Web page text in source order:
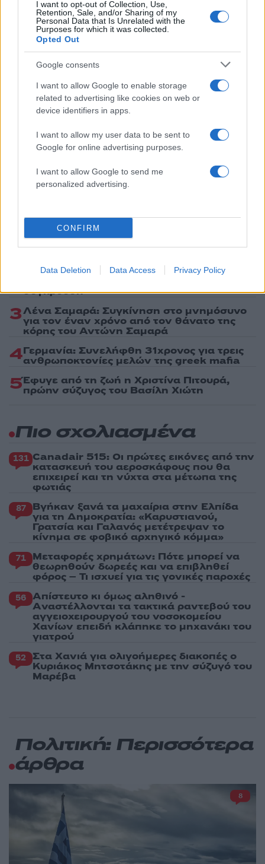
I want to opt-out of Collection, Use,
Retention, Sale, and/or Sharing of my
Personal Data that Is Unrelated with the
Purposes for which it was collected.
Opted Out
Google consents
I want to allow Google to enable storage
related to advertising like cookies on web or
device identifiers in apps.
I want to allow my user data to be sent to
Google for online advertising purposes.
I want to allow Google to send me
personalized advertising.
CONFIRM
Data Deletion Data Access Privacy Policy
Πολιτική
ΟΔΥΣΣΕΑΣ ΚΩΝΣΤΑΝΤΙΝΟΠΟΥΛΟΣ
ΠΑΣΟΚ
Ακολουθήστε το Νewsit.gr στοGoogle News
ενημερωθείτε πρώτοι για όλη την ειδησεογραφία και τα
τελευταία νέατης ημέρας
Πιο δημοφιλή
απολογηθεί την Τρίτη – «Είναι αθώα,
συμμετείχε στη διαδήλωση όπως και
100.000 άτομα»
τροχαίο με νεκρούς μητέρα και γιο – Ο
σύγκρουση
3Λένα Σαμαρά: Συγκίνηση στο μνημόσυνο
για τον έναν χρόνο από τον θάνατο της
κόρης του Αντώνη Σαμαρά
4Γερμανία: Συνελήφθη 31χρονος για τρεις
ανθρωποκτονίες μελών της greek mafia
5Έφυγε από τη ζωή η Χριστίνα Πιτουρά,
πρώην σύζυγος του Βασίλη Χιώτη
Πιο σχολιασμένα
131 Canadair 515: Οι πρώτες εικόνες από την
κατασκευή του αεροσκάφους που θα
επιχειρεί και τη νύχτα στα μέτωπα της
φωτιάς
87 Βγήκαν ξανά τα μαχαίρια στην Ελπίδα
για τη Δημοκρατία: «Καρυστιανού,
Γρατσία και Γαλανός μετέτρεψαν το
κίνημα σε φοβικό αρχηγικό κόμμα»
71 Μεταφορές χρημάτων: Πότε μπορεί να
θεωρηθούν δωρεές και να επιβληθεί
φόρος – Τι ισχυεί για τις γονικές παροχές
56 Απίστευτο κι όμως αληθινό -
Aναστέλλονται τα τακτικά ραντεβού του
αγγειοχειρουργού του νοσοκομείου
Χανίων επειδή κλάπηκε το μηχανάκι του
γιατρού
52 Στα Χανιά για ολιγοήμερες διακοπές ο
Κυριάκος Μητσοτάκης με την σύζυγό του
Μαρέβα
Πολιτική: Περισσότερα
άρθρα
8